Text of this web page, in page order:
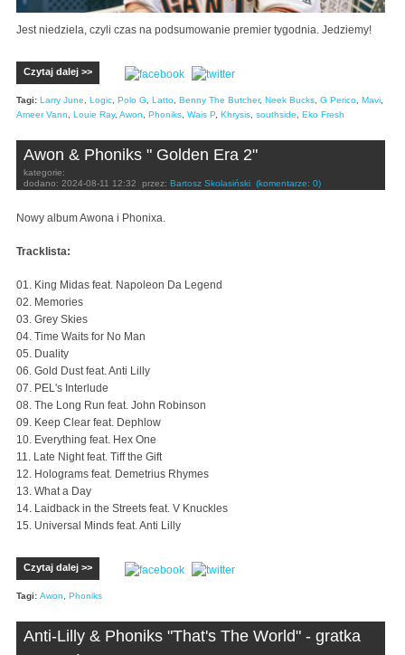
Jest niedziela, czyli czas na podsumowanie premier tygodnia. Jedziemy!
Czytaj dalej >>
Tagi: Larry June, Logic, Polo G, Latto, Benny The Butcher, Neek Bucks, G Perico, Mavi,
Ameer Vann, Louie Ray, Awon, Phoniks, Wais P, Khrysis, southside, Eko Fresh
Awon & Phoniks " Golden Era 2"
kategorie:
dodano: 2024-08-11 12:32 przez: Bartosz Skolasiński (komentarze: 0)
Nowy album Awona i Phonixa.
Tracklista:
01. King Midas feat. Napoleon Da Legend
02. Memories
03. Grey Skies
04. Time Waits for No Man
05. Duality
06. Gold Dust feat. Anti Lilly
07. PEL's Interlude
08. The Long Run feat. John Robinson
09. Keep Clear feat. Dephlow
10. Everything feat. Hex One
11. Late Night feat. Tiff the Gift
12. Holograms feat. Demetrius Rhymes
13. What a Day
14. Laidback in the Streets feat. V Knuckles
15. Universal Minds feat. Anti Lilly
Czytaj dalej >>
Tagi: Awon, Phoniks
Anti-Lilly & Phoniks "That's The World" - gratka